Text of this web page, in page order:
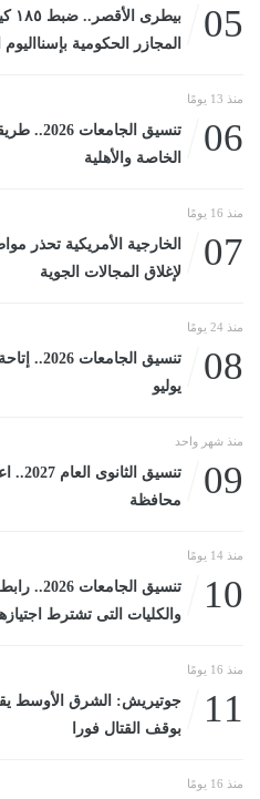
05
المجازر الحكومية بإسنااليوم الجمعة، 4 أبريل
منذ 13 يومًا
06
تنسيق
الخاصة والأهلية
منذ 16 يومًا
07
الخارجية الأمريكية تحذر
لإغلاق المجالات الجوية
منذ 24 يومًا
08
يوليو
منذ شهر واحد
09
محافظة
منذ 14 يومًا
10
تنسيق
والكليات التى تشترط
منذ 16 يومًا
11
جوتيريش: الشرق الأوسط
بوقف القتال فورا
منذ 16 يومًا